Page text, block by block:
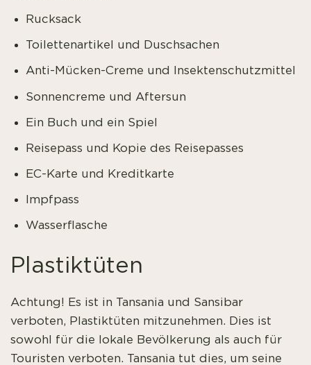
Rucksack
Toilettenartikel und Duschsachen
Anti-Mücken-Creme und Insektenschutzmittel
Sonnencreme und Aftersun
Ein Buch und ein Spiel
Reisepass und Kopie des Reisepasses
EC-Karte und Kreditkarte
Impfpass
Wasserflasche
Plastiktüten
Achtung! Es ist in Tansania und Sansibar
verboten, Plastiktüten mitzunehmen. Dies ist
sowohl für die lokale Bevölkerung als auch für
Touristen verboten. Tansania tut dies, um seine